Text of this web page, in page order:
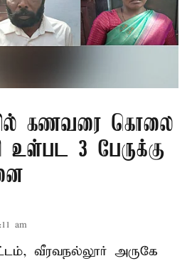
கணவரை கொலை
3 பேருக்கு
am
வீரவநல்லூர் அருகே